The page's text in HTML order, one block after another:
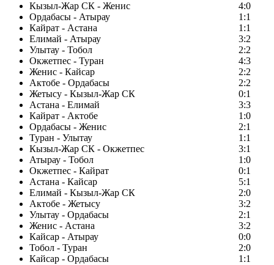
Кызыл-Жар СК - Женис
4:0
Ордабасы - Атырау
1:1
Кайрат - Астана
1:1
Елимай - Атырау
3:2
Улытау - Тобол
2:2
Окжетпес - Туран
4:3
Женис - Кайсар
2:2
Актобе - Ордабасы
2:2
Жетысу - Кызыл-Жар СК
0:1
Астана - Елимай
3:3
Кайрат - Актобе
1:0
Ордабасы - Женис
2:1
Туран - Улытау
1:1
Кызыл-Жар СК - Окжетпес
3:1
Атырау - Тобол
1:0
Окжетпес - Кайрат
0:1
Астана - Кайсар
5:1
Елимай - Кызыл-Жар СК
2:0
Актобе - Жетысу
3:2
Улытау - Ордабасы
2:1
Женис - Астана
3:2
Кайсар - Атырау
0:0
Тобол - Туран
2:0
Кайсар - Ордабасы
1:1